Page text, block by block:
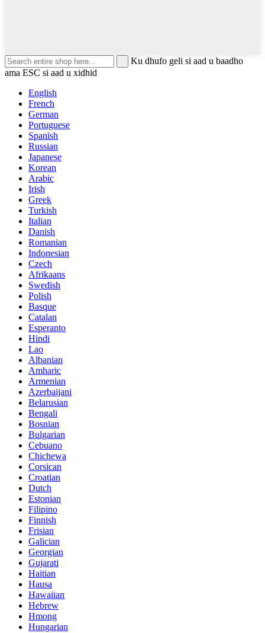
Ku dhufo geli si aad u baadho
ama ESC si aad u xidhid
English
French
German
Portuguese
Spanish
Russian
Japanese
Korean
Arabic
Irish
Greek
Turkish
Italian
Danish
Romanian
Indonesian
Czech
Afrikaans
Swedish
Polish
Basque
Catalan
Esperanto
Hindi
Lao
Albanian
Amharic
Armenian
Azerbaijani
Belarusian
Bengali
Bosnian
Bulgarian
Cebuano
Chichewa
Corsican
Croatian
Dutch
Estonian
Filipino
Finnish
Frisian
Galician
Georgian
Gujarati
Haitian
Hausa
Hawaiian
Hebrew
Hmong
Hungarian